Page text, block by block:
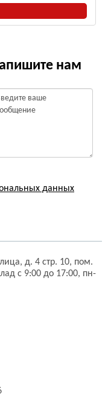
нам
данных
д. 4 стр. 10, пом.
с 9:00 до 17:00, пн-